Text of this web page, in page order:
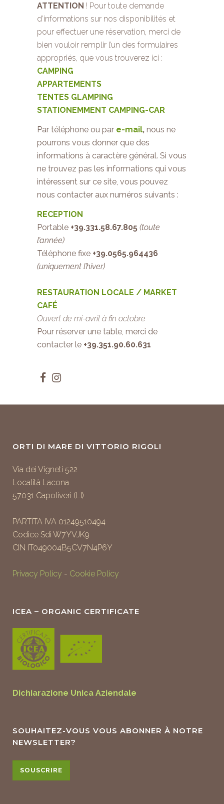
ATTENTION ! Pour toute demande
d’informations sur nos disponibilités et
pour effectuer une réservation, merci de
bien vouloir remplir l’un des formulaires
appropriés, que vous trouverez ici :
CAMPING
APPARTEMENTS
TENTES GLAMPING
STATIONEMMENT CAMPING-CAR
Par téléphone ou par e-mail, nous ne
pourrons vous donner que des
informations à caractère général. Si vous
ne trouvez pas les informations qui vous
intéressent sur ce site, vous pouvez
nous contacter aux numéros suivants :
RECEPTION
Portable +39.331.58.67.805 (toute
l’année)
Téléphone fixe +39.0565.964436
(uniquement l’hiver)
RESTAURATION LOCALE / MARKET
CAFÉ
Ouvert de mi-avril à fin octobre
Pour réserver une table, merci de
contacter le +39.351.90.60.631
ORTI DI MARE DI VITTORIO RIGOLI
Via dei Vigneti 522
Località Lacona
57031 Capoliveri (LI)
PARTITA IVA 01249510494
Codice Sdi W7YVJK9
CIN IT049004B5CV7N4P6Y
Privacy Policy - Cookie Policy
ICEA – ORGANIC CERTIFICATE
Dichiarazione Unica Aziendale
SOUHAITEZ-VOUS VOUS ABONNER À NOTRE
NEWSLETTER?
SOUSCRIRE